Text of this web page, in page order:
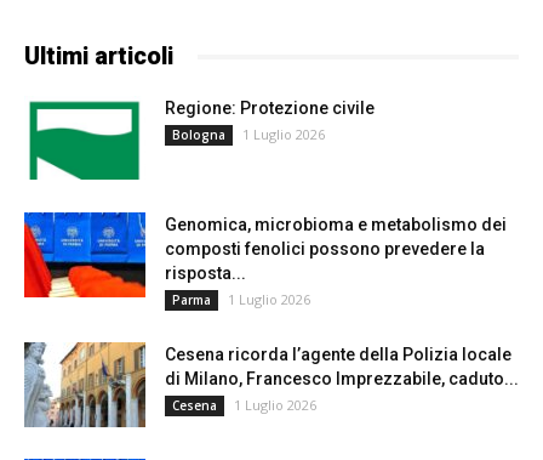
Ultimi articoli
Regione: Protezione civile
Bologna 1 Luglio 2026
Genomica, microbioma e metabolismo dei
composti fenolici possono prevedere la
risposta...
Parma 1 Luglio 2026
Cesena ricorda l’agente della Polizia locale
di Milano, Francesco Imprezzabile, caduto...
Cesena 1 Luglio 2026